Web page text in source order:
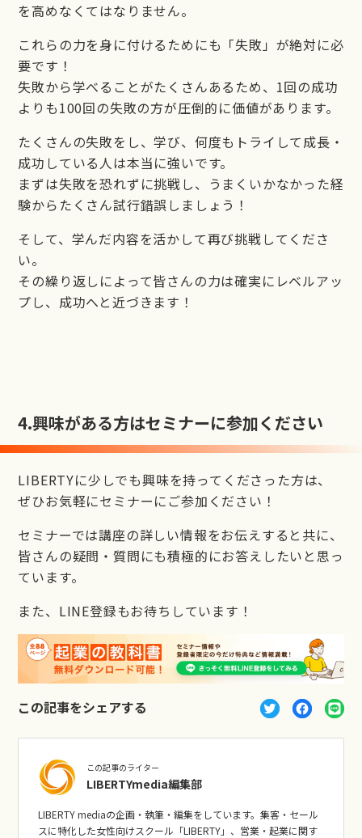
を高めなくてはなりません。
これらの力を身に付けるためにも「失敗」が絶対に必
要です！
失敗から学べることがたくさんあるため、1回の成功
よりも100回の失敗の方が圧倒的に価値があります。
たくさんの失敗をし、学び、何度もトライして成長・
成功している人は本当に強いです。
まずは失敗を恐れずに挑戦し、うまくいかなかった経
験からたくさん試行錯誤しましょう！
そして、学んだ内容を活かして再び挑戦してくださ
い。
その繰り返しによって皆さんの力は確実にレベルアッ
プし、成功へと近づきます！
4.興味がある方はセミナーに参加ください
LIBERTYに少しでも興味を持ってくださった方は、
ぜひお気軽にセミナーにご参加ください！
セミナーでは講座の詳しい情報をお伝えすると共に、
皆さんの疑問・質問にも積極的にお答えしたいと思っ
ています。
また、LINE登録もお待ちしています！
この記事をシェアする
この記事のライター
LIBERTYmedia編集部
LIBERTY mediaの企画・執筆・編集をしています。集客・セール
スに特化した女性向けスクール「LIBERTY」、営業・起業に関す